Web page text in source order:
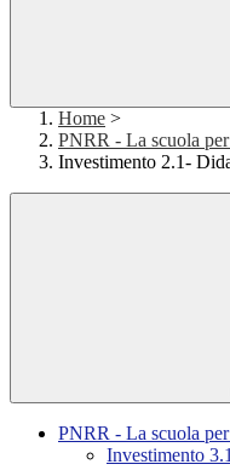
Home >
PNRR - La scuola
Investimento 2.1-
PNRR - La scuola
Investimento